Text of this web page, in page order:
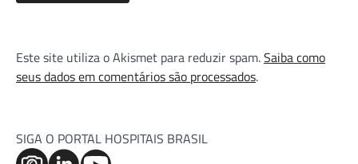
Este site utiliza o Akismet para reduzir spam.Saiba como
seus dados em comentários são processados.
SIGA O PORTAL HOSPITAIS BRASIL